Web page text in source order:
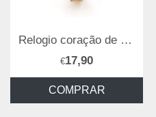
Relogio coração de viana Camélia
€17,90
COMPRAR